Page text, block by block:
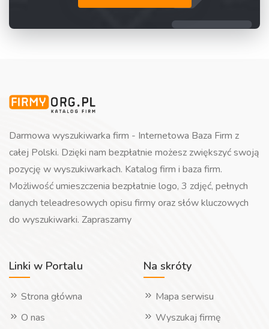
Darmowa wyszukiwarka firm - Internetowa Baza Firm z
całej Polski. Dzięki nam bezpłatnie możesz zwiększyć swoją
pozycję w wyszukiwarkach. Katalog firm i baza firm.
Możliwość umieszczenia bezpłatnie logo, 3 zdjęć, pełnych
danych teleadresowych opisu firmy oraz słów kluczowych
do wyszukiwarki. Zapraszamy
Linki w Portalu
Strona główna
O nas
Na skróty
Mapa serwisu
Wyszukaj firmę